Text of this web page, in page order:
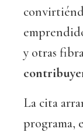
y otras
La cita
programa,